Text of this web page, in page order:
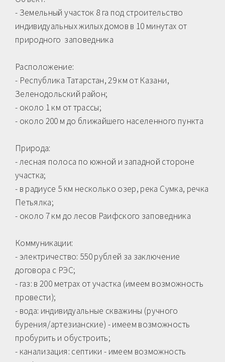
- Земельный участок 8 га под строительство
индивидуальных жилых домов в 10 минутах от
природного заповедника
Расположение:
- Республика Татарстан, 29 км от Казани,
Зеленодольский район;
- около 1 км от трассы;
- около 200 м до ближайшего населенного пункта
Природа:
- лесная полоса по южной и западной стороне
участка;
- в радиусе 5 км несколько озер, река Сумка, речка
Петьялка;
- около 7 км до лесов Раифского заповедника
Коммуникации:
- электричество: 550 рублей за заключение
договора с РЭС;
- газ: в 200 метрах от участка (имеем возможность
провести);
- вода: индивидуальные скважины (ручного
бурения/артезианские) - имеем возможность
пробурить и обустроить;
- канализация: септики - имеем возможность